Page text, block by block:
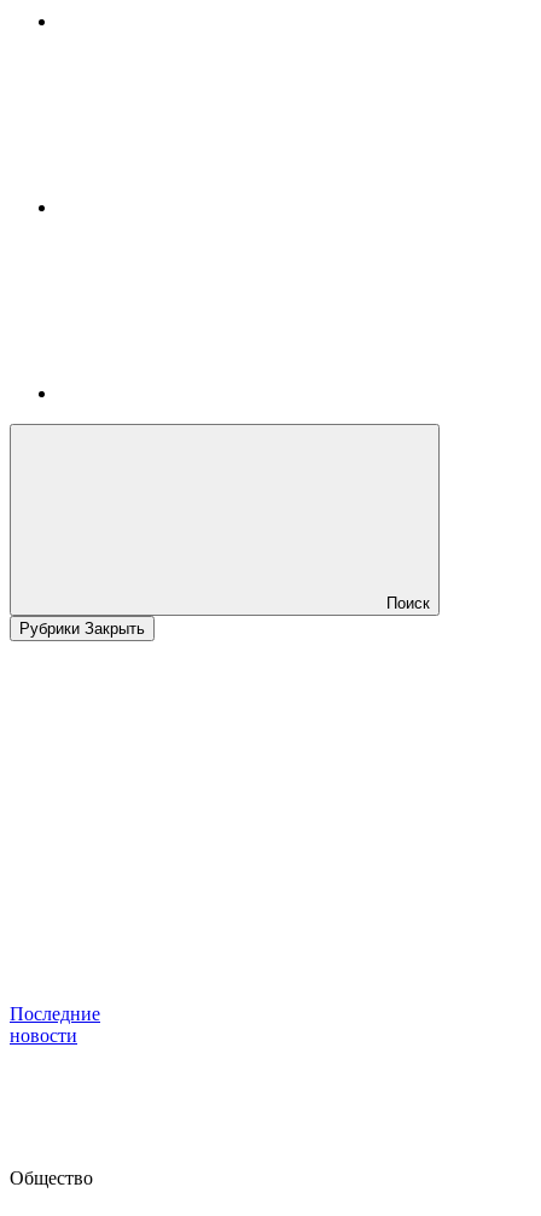
Поиск
Рубрики Закрыть
Последние
новости
Общество